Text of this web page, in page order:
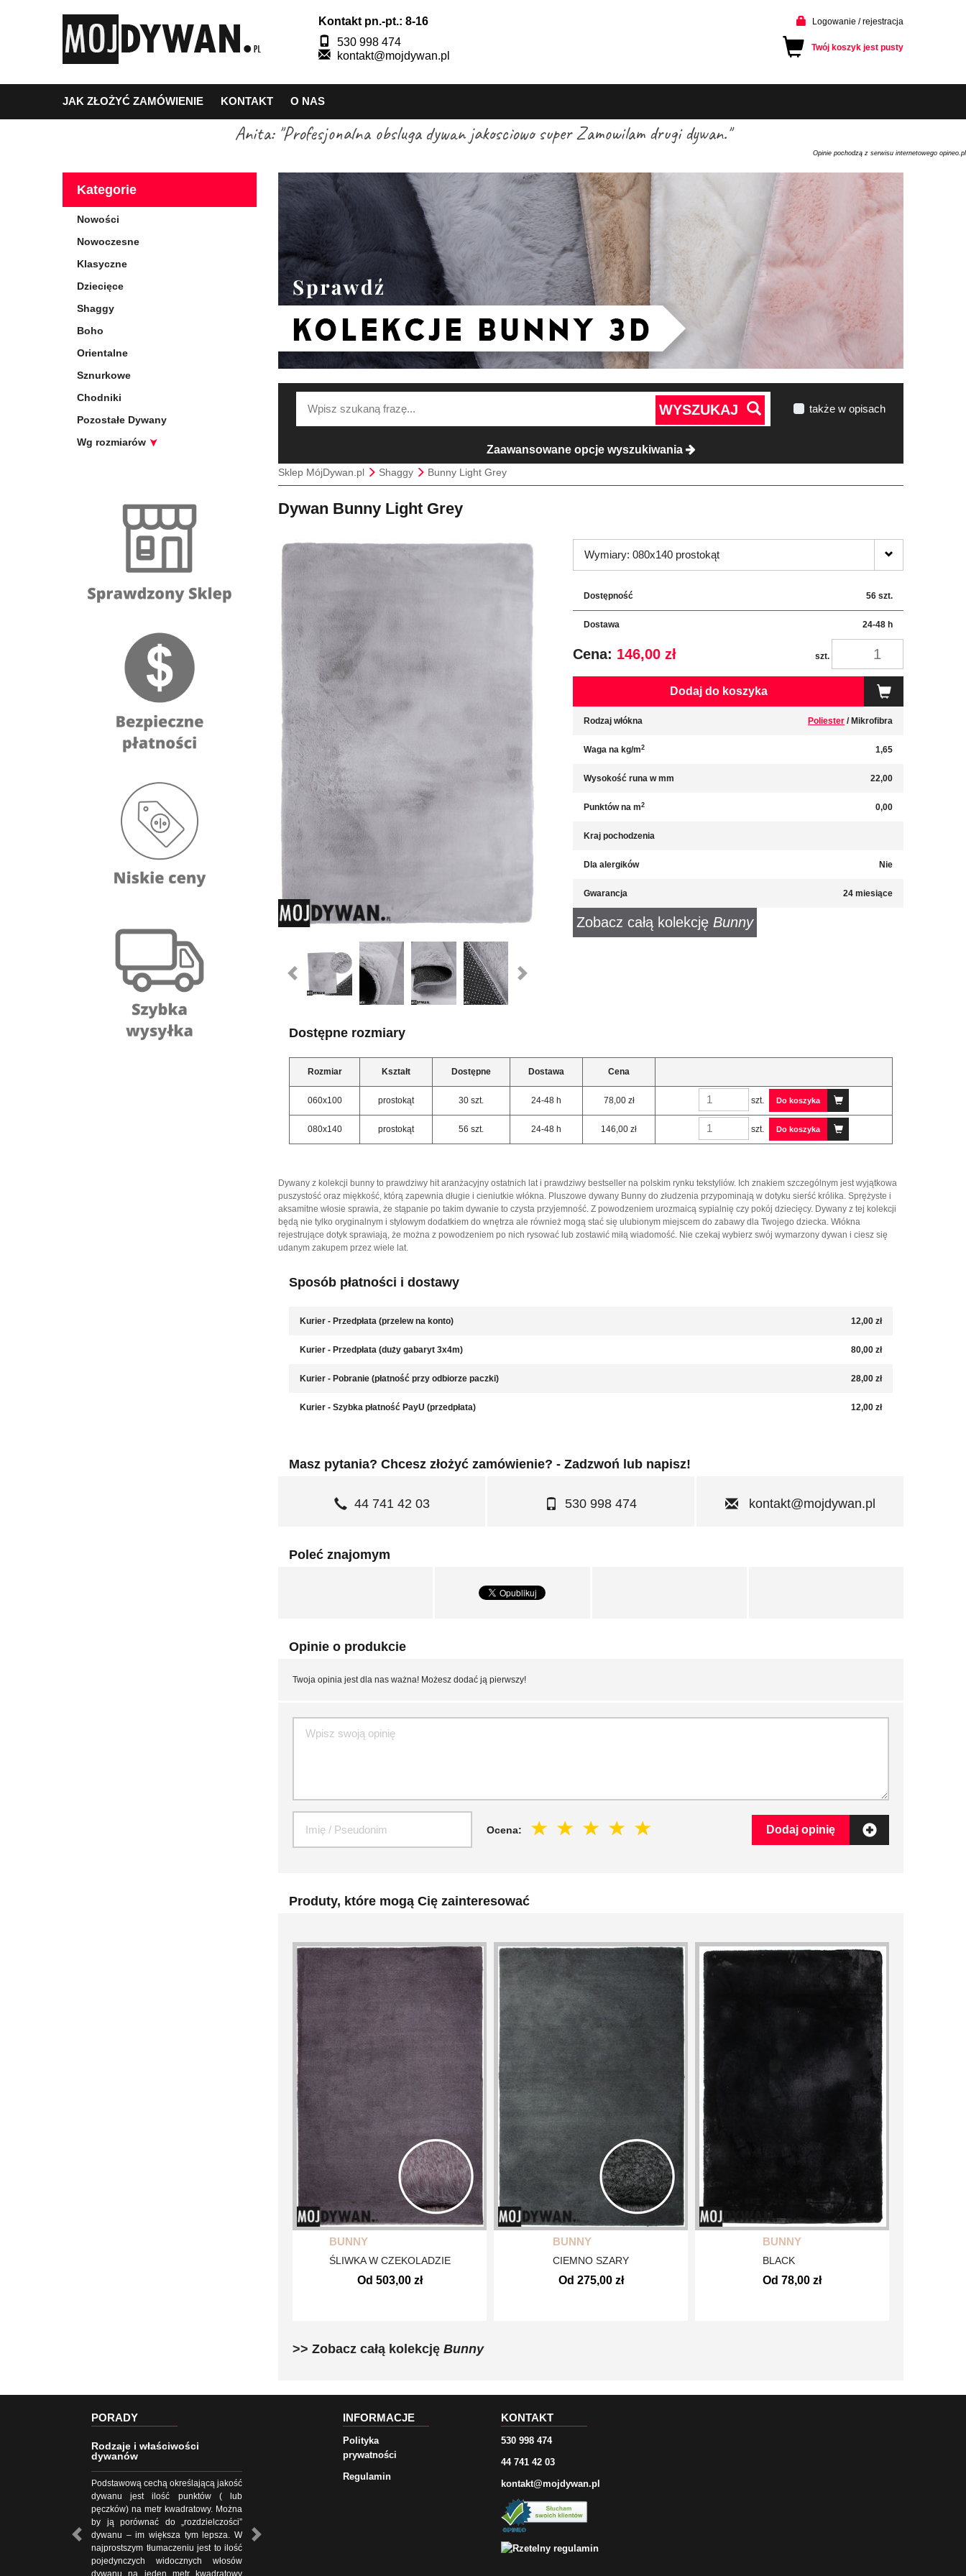
Kontakt pn.-pt.: 8-16
530 998 474
kontakt@mojdywan.pl
Logowanie / rejestracja
Twój koszyk jest pusty
JAK ZŁOŻYĆ ZAMÓWIENIE KONTAKT O NAS
Anita: "Profesjonalna obsluga dywan jakosciowo super Zamowilam drugi dywan."
Opinie pochodzą z serwisu internetowego opineo.pl
WYSZUKAJ także w opisach
Zaawansowane opcje wyszukiwania
Sklep MójDywan.pl Shaggy Bunny Light Grey
Dywan Bunny Light Grey
Wymiary: 080x140 prostokąt
Dostępność 56 szt.
Dostawa 24-48 h
Cena: 146,00 zł szt.
Dodaj do koszyka
Rodzaj włókna Poliester / Mikrofibra
Waga na kg/m2 1,65
Wysokość runa w mm 22,00
Punktów na m2 0,00
Kraj pochodzenia
Dla alergików Nie
Gwarancja 24 miesiące
Zobacz całą kolekcję Bunny
Dostępne rozmiary
Rozmiar Kształt Dostępne Dostawa Cena
060x100 prostokąt 30 szt. 24-48 h 78,00 zł szt. Do koszyka
080x140 prostokąt 56 szt. 24-48 h 146,00 zł szt. Do koszyka
Dywany z kolekcji bunny to prawdziwy hit aranżacyjny ostatnich lat i prawdziwy bestseller na polskim rynku tekstyliów. Ich znakiem szczególnym jest wyjątkowa
puszystość oraz miękkość, którą zapewnia długie i cieniutkie włókna. Pluszowe dywany Bunny do złudzenia przypominają w dotyku sierść królika. Sprężyste i
aksamitne włosie sprawia, że stąpanie po takim dywanie to czysta przyjemność. Z powodzeniem urozmaicą sypialnię czy pokój dziecięcy. Dywany z tej kolekcji
będą nie tylko oryginalnym i stylowym dodatkiem do wnętrza ale również mogą stać się ulubionym miejscem do zabawy dla Twojego dziecka. Włókna
rejestrujące dotyk sprawiają, że można z powodzeniem po nich rysować lub zostawić miłą wiadomość. Nie czekaj wybierz swój wymarzony dywan i ciesz się
udanym zakupem przez wiele lat.
Sposób płatności i dostawy
Kurier - Przedpłata (przelew na konto) 12,00 zł
Kurier - Przedpłata (duży gabaryt 3x4m) 80,00 zł
Kurier - Pobranie (płatność przy odbiorze paczki) 28,00 zł
Kurier - Szybka płatność PayU (przedpłata) 12,00 zł
Masz pytania? Chcesz złożyć zamówienie? - Zadzwoń lub napisz!
44 741 42 03 530 998 474 kontakt@mojdywan.pl
Poleć znajomym
Opinie o produkcie
Twoja opinia jest dla nas ważna! Możesz dodać ją pierwszy!
Ocena: Dodaj opinię
Produty, które mogą Cię zainteresować
BUNNY
ŚLIWKA W CZEKOLADZIE
Od 503,00 zł
BUNNY
CIEMNO SZARY
Od 275,00 zł
BUNNY
BLACK
Od 78,00 zł
>> Zobacz całą kolekcję Bunny
Kategorie
Nowości
Nowoczesne
Klasyczne
Dziecięce
Shaggy
Boho
Orientalne
Sznurkowe
Chodniki
Pozostałe Dywany
Wg rozmiarów
PORADY
Rodzaje i właściwości
dywanów
Podstawową cechą określającą jakość
dywanu jest ilość punktów ( lub
pęczków) na metr kwadratowy. Można
by ją porównać do „rozdzielczości”
dywanu – im większa tym lepsza. W
najprostszym tłumaczeniu jest to ilość
pojedynczych widocznych włosów
dywanu na jeden metr kwadratowy
INFORMACJE
Polityka
prywatności
Regulamin
KONTAKT
530 998 474
44 741 42 03
kontakt@mojdywan.pl